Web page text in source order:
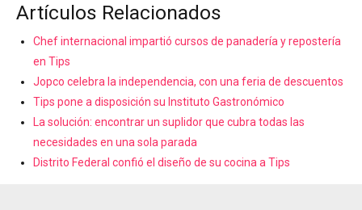
Artículos Relacionados
Chef internacional impartió cursos de panadería y repostería
en Tips
Jopco celebra la independencia, con una feria de descuentos
Tips pone a disposición su Instituto Gastronómico
La solución: encontrar un suplidor que cubra todas las
necesidades en una sola parada
Distrito Federal confió el diseño de su cocina a Tips